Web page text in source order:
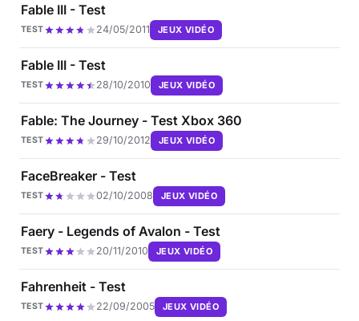
Fable III - Test
TEST 24/05/2011 JEUX VIDÉO
Fable III - Test
TEST 28/10/2010 JEUX VIDÉO
Fable: The Journey - Test Xbox 360
TEST 29/10/2012 JEUX VIDÉO
FaceBreaker - Test
TEST 02/10/2008 JEUX VIDÉO
Faery - Legends of Avalon - Test
TEST 20/11/2010 JEUX VIDÉO
Fahrenheit - Test
TEST 22/09/2005 JEUX VIDÉO